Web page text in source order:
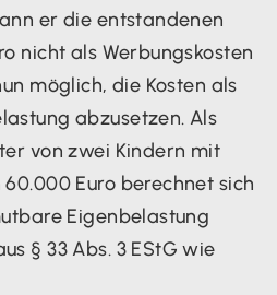
er die entstandenen
nicht als Werbungskosten
möglich, die Kosten als
abzusetzen. Als
von zwei Kindern mit
Euro berechnet sich
Eigenbelastung
§ 33 Abs. 3 EStG wie